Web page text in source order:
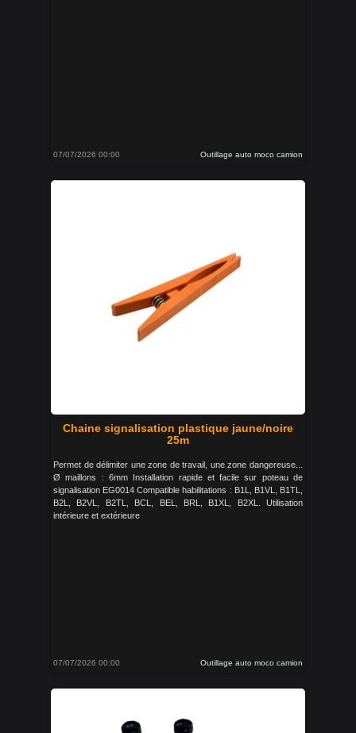
07/07/2026 00:00 Outillage auto moco camion
Chaine signalisation plastique jaune/noire
25m
Permet de délimiter une zone de travail, une zone dangereuse...
Ø maillons : 6mm Installation rapide et facile sur poteau de
signalisation EG0014 Compatible habilitations : B1L, B1VL, B1TL,
B2L, B2VL, B2TL, BCL, BEL, BRL, B1XL, B2XL. Utilisation
intérieure et extérieure
07/07/2026 00:00 Outillage auto moco camion